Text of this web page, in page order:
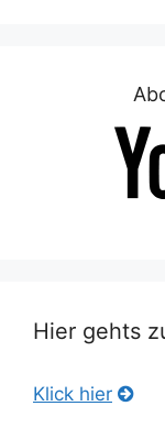
Hier gehts
Klick hier